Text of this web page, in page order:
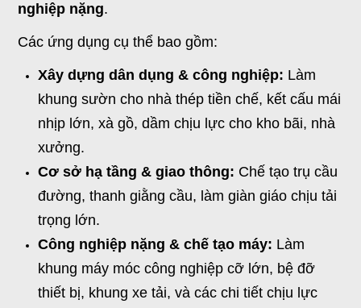
nghiệp nặng.
Các ứng dụng cụ thể bao gồm:
Xây dựng dân dụng & công nghiệp: Làm
khung sườn cho nhà thép tiền chế, kết cấu mái
nhịp lớn, xà gồ, dầm chịu lực cho kho bãi, nhà
xưởng.
Cơ sở hạ tầng & giao thông: Chế tạo trụ cầu
đường, thanh giằng cầu, làm giàn giáo chịu tải
trọng lớn.
Công nghiệp nặng & chế tạo máy: Làm
khung máy móc công nghiệp cỡ lớn, bệ đỡ
thiết bị, khung xe tải, và các chi tiết chịu lực